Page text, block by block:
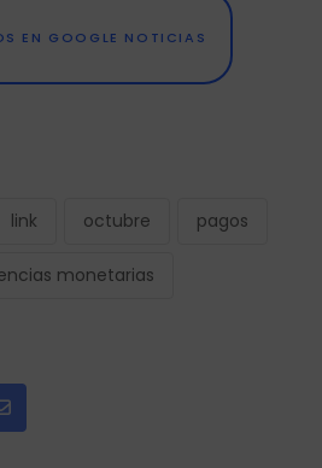
EN GOOGLE NOTICIAS
link octubre pagos
monetarias